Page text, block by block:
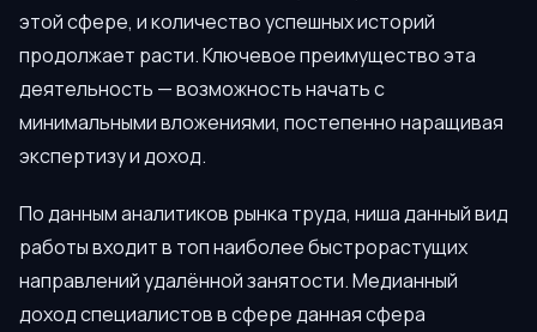
этой сфере, и количество успешных историй
продолжает расти. Ключевое преимущество эта
деятельность — возможность начать с
минимальными вложениями, постепенно наращивая
экспертизу и доход.
По данным аналитиков рынка труда, ниша данный вид
работы входит в топ наиболее быстрорастущих
направлений удалённой занятости. Медианный
доход специалистов в сфере данная сфера